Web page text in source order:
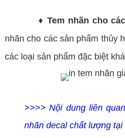
♦ Tem nhãn cho
nhãn cho các sản phẩm thủy
các loại sản phẩm đặc biệt
>>>> Nội dung liên
nhãn decal chất lượng